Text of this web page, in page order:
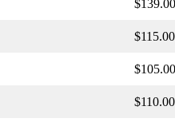
$139.00
$115.00
$105.00
$110.00